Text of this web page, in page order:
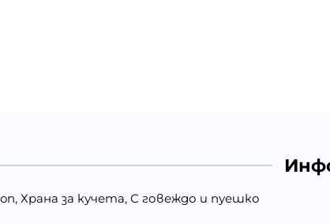
Храна за кучета, С говеждо и пуешко